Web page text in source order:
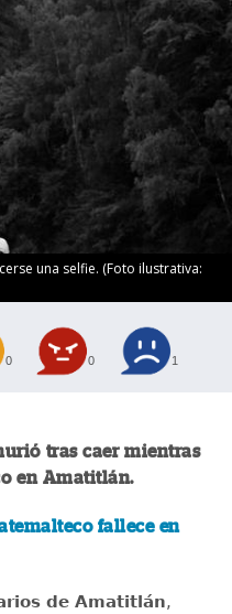
una selfie. (Foto ilustrativa:
0 0 1
tras caer mientras
en Amatitlán.
fallece en
de Amatitlán,